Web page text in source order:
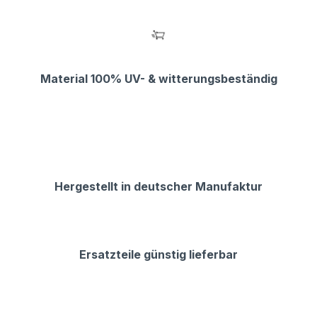
Material 100% UV- & witterungsbeständig
Hergestellt in deutscher Manufaktur
Ersatzteile günstig lieferbar